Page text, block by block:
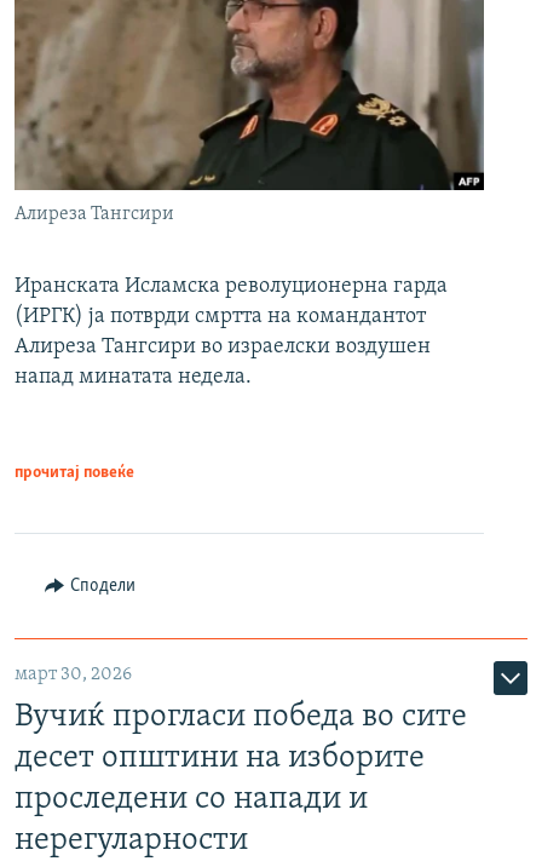
Алиреза Тангсири
Иранската Исламска револуционерна гарда
(ИРГК) ја потврди смртта на командантот
Алиреза Тангсири во израелски воздушен
напад минатата недела.
прочитај повеќе
Сподели
март 30, 2026
Вучиќ прогласи победа во сите
десет општини на изборите
проследени со напади и
нерегуларности